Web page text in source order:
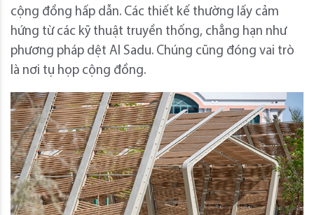
cộng đồng hấp dẫn. Các thiết kế thường lấy cảm
hứng từ các kỹ thuật truyền thống, chẳng hạn như
phương pháp dệt Al Sadu. Chúng cũng đóng vai trò
là nơi tụ họp cộng đồng.